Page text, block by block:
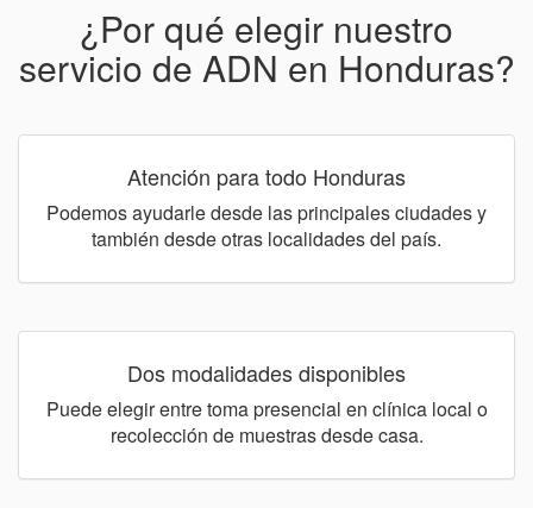
¿Por qué elegir nuestro
servicio de ADN en Honduras?
Atención para todo Honduras
Podemos ayudarle desde las principales ciudades y
también desde otras localidades del país.
Dos modalidades disponibles
Puede elegir entre toma presencial en clínica local o
recolección de muestras desde casa.